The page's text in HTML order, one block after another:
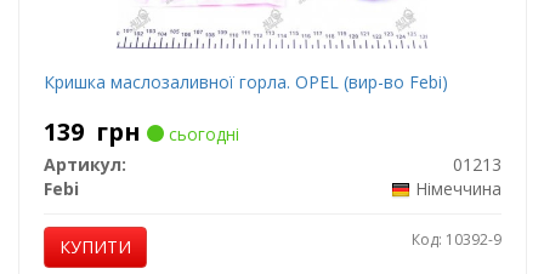
Кришка маслозаливної горла. OPEL (вир-во Febi)
139 грн
сьогодні
Артикул:
01213
Febi
Німеччина
КУПИТИ Код: 10392-9